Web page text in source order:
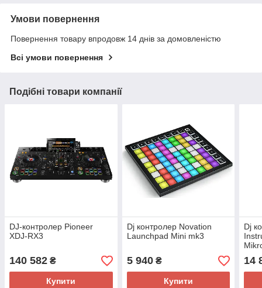
Умови повернення
Повернення товару впродовж 14 днів за домовленістю
Всі умови повернення
Подібні товари компанії
DJ-контролер Pioneer
XDJ-RX3
140 582 ₴
Купити
Dj контролер Novation
Launchpad Mini mk3
5 940₴
Купити
Dj
14